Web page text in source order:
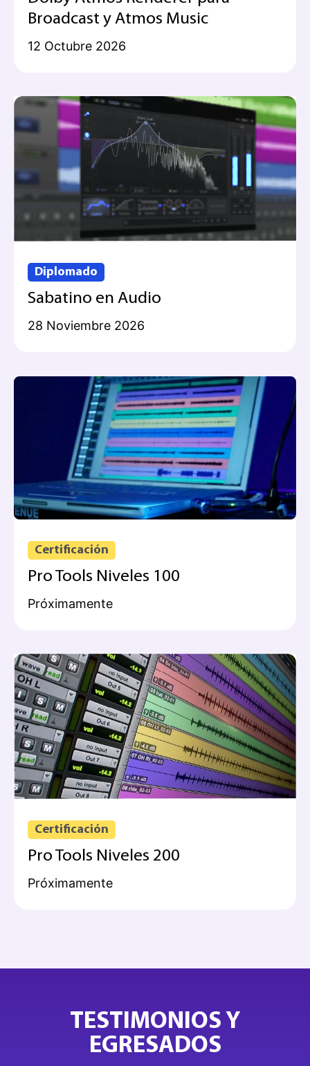
Broadcast y Atmos Music
12 Octubre 2026
Diplomado
Sabatino en Audio
28 Noviembre 2026
Certificación
Pro Tools Niveles 100
Próximamente
Certificación
Pro Tools Niveles 200
Próximamente
TESTIMONIOS Y
EGRESADOS